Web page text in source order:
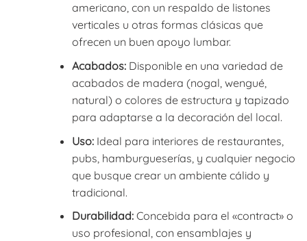
americano, con un respaldo de listones
verticales u otras formas clásicas que
ofrecen un buen apoyo lumbar.
Acabados:Disponible en una variedad de
acabados de madera (nogal, wengué,
natural) o colores de estructura y tapizado
para adaptarse a la decoración del local.
Uso:Ideal para interiores de restaurantes,
pubs, hamburgueserías, y cualquier negocio
que busque crear un ambiente cálido y
tradicional.
Durabilidad:Concebida para el «contract» o
uso profesional, con ensamblajes y